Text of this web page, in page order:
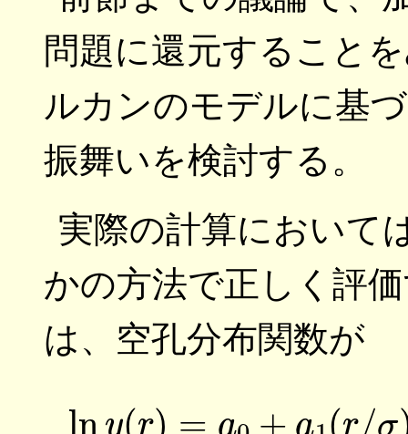
問題に還元すること
ルカンのモデルに基
振舞いを検討する。
実際の計算において
かの方法で正しく評
は、空孔分布関数が
(9) lny r